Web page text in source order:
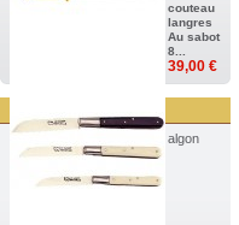
couteau
langres
Au sabot
8...
39,00 €
algon